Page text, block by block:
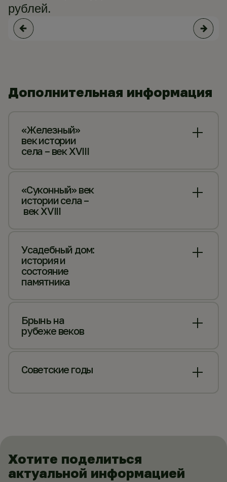
рублей.
Дополнительная информация
«Железный»
век истории
села – век XVIII
«Суконный» век
истории села –
век XVIII
Усадебный дом:
история и
состояние
памятника
Брынь на
рубеже веков
Советские годы
Хотите поделиться
актуальной информацией